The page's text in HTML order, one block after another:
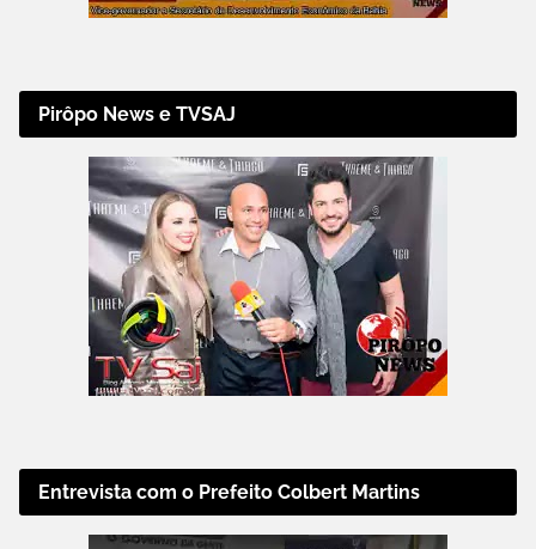
Pirôpo News e TVSAJ
Entrevista com o Prefeito Colbert Martins